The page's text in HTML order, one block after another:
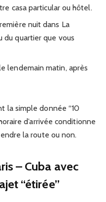
casa particular ou hôtel.
nuit dans La
du quartier que vous
lendemain matin, après
la simple donnée “10
d’arrivée conditionne
la route ou non.
– Cuba avec
“étirée”